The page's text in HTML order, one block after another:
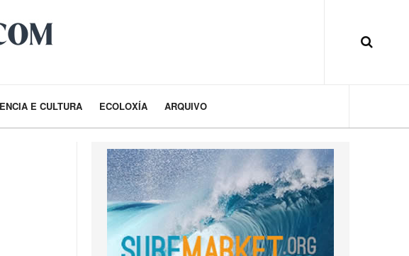
E CULTURA ECOLOXÍA ARQUIVO